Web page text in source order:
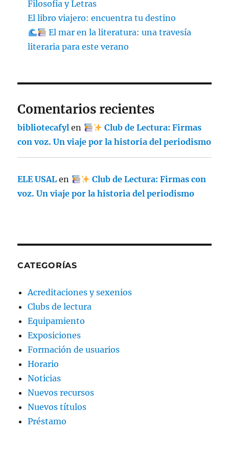
Filosofía y Letras
El libro viajero: encuentra tu destino
El mar en la literatura: una travesía
literaria para este verano
Comentarios recientes
bibliotecafyl en
Club de Lectura: Firmas
con voz. Un viaje por la historia del periodismo
ELE USAL en
Club de Lectura: Firmas con
voz. Un viaje por la historia del periodismo
CATEGORÍAS
Acreditaciones y sexenios
Clubs de lectura
Equipamiento
Exposiciones
Formación de usuarios
Horario
Noticias
Nuevos recursos
Nuevos títulos
Préstamo